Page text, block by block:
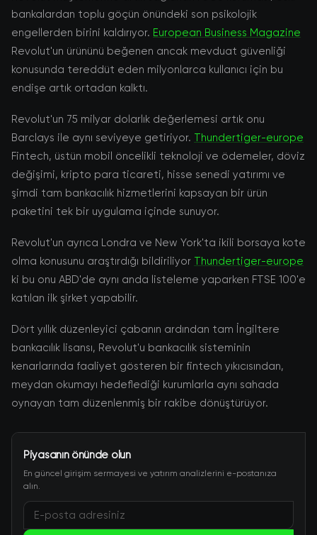
bankalardan toplu göçün önündeki son psikolojik
engellerden birini kaldırıyor. European Business Magazine
Revolut'un ürününü beğenen ancak mevduat güvenliği
konusunda tereddüt eden milyonlarca kullanıcı için bu
endişe artık ortadan kalktı.
Revolut'un 75 milyar dolarlık değerlemesi artık onu
Barclays ile aynı seviyeye getiriyor. Thundertiger-europe
Fintech, üstün mobil öncelikli teknoloji ve ödemeler, döviz
değişimi, kripto para ticareti, hisse senedi yatırımı ve
şimdi tam bankacılık hizmetlerini kapsayan bir ürün
paketini tek bir uygulama içinde sunuyor.
Revolut'un ayrıca Londra ve New York'ta ikili borsaya kote
olma konusunu araştırdığı bildiriliyor Thundertiger-europe
ki bu onu ABD'de aynı anda listeleme yaparken FTSE 100'e
katılan ilk şirket yapabilir.
Dört yıllık düzenleyici çabanın ardından tam İngiltere
bankacılık lisansı, Revolut'u bankacılık sisteminin
kenarlarında faaliyet gösteren bir fintech yıkıcısından,
meydan okumayı hedeflediği kurumlarla aynı sahada
oynayan tam düzenlenmiş bir rakibe dönüştürüyor.
Piyasanın önünde olun
En güncel girişim sermayesi ve yatırım analizlerini e-postanıza
alın.